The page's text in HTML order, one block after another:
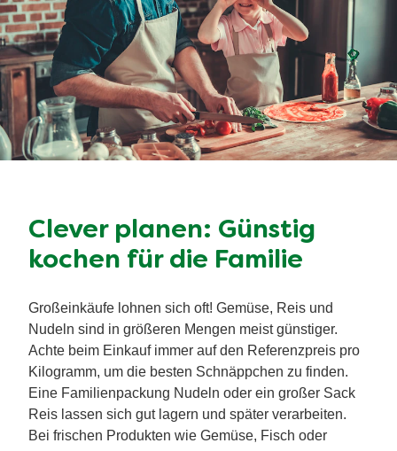
Clever planen: Günstig
kochen für die Familie
Großeinkäufe lohnen sich oft! Gemüse, Reis und
Nudeln sind in größeren Mengen meist günstiger.
Achte beim Einkauf immer auf den Referenzpreis pro
Kilogramm, um die besten Schnäppchen zu finden.
Eine Familienpackung Nudeln oder ein großer Sack
Reis lassen sich gut lagern und später verarbeiten.
Bei frischen Produkten wie Gemüse, Fisch oder